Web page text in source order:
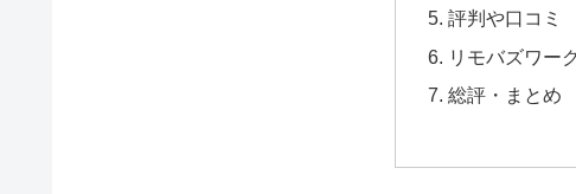
評判や口コミ
リモバズワー
総評・まとめ